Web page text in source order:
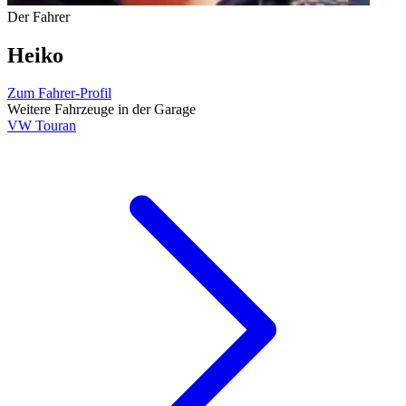
Der Fahrer
Heiko
Zum Fahrer-Profil
Weitere Fahrzeuge in der Garage
VW Touran